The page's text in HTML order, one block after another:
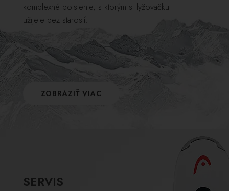
komplexné poistenie, s ktorým si lyžovačku
užijete bez starostí.
ZOBRAZIŤ VIAC
SERVIS